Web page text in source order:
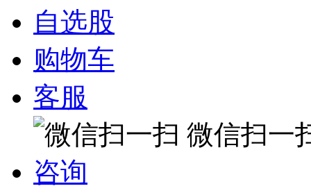
自选股
购物车
客服
微信扫一
咨询